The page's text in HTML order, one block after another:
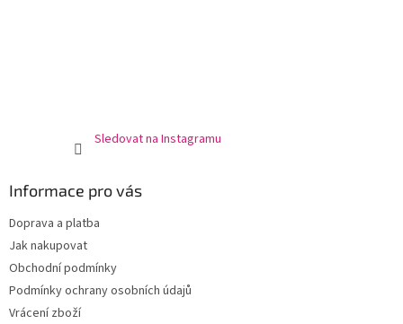
Sledovat na Instagramu
Informace pro vás
Doprava a platba
Jak nakupovat
Obchodní podmínky
Podmínky ochrany osobních údajů
Vrácení zboží